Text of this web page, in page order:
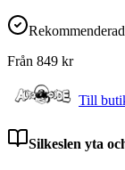
Från 849 kr
Till
Silkeslen yta